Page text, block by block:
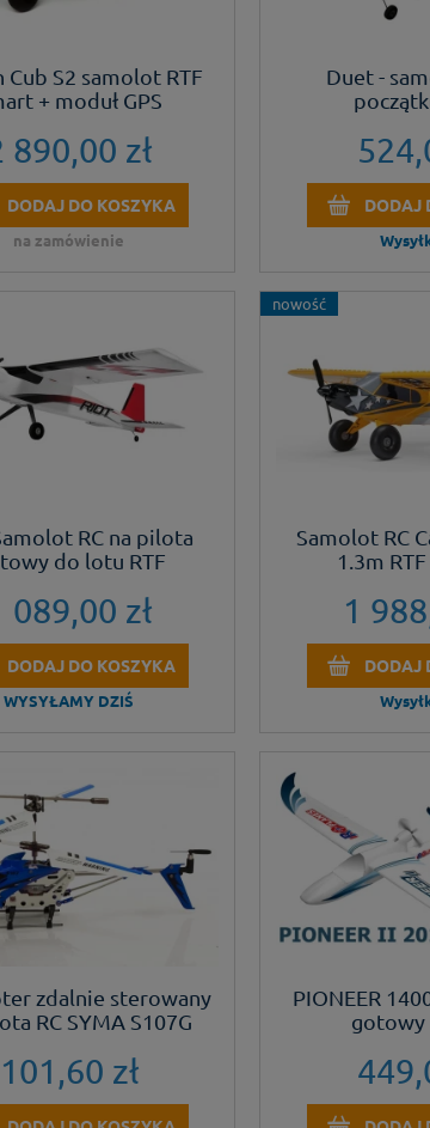
Cub S2 samolot RTF
+ moduł GPS
890,00 zł
DODAJ DO KOSZYKA
na zamówienie
Duet -
DODAJ
RC na pilota
do lotu RTF
089,00 zł
DODAJ DO KOSZYKA
WYSYŁAMY DZIŚ
Samolot RC
1.3m
1
DODAJ
nowość
zdalnie sterowany
RC SYMA S107G
101,60 zł
PIONEER